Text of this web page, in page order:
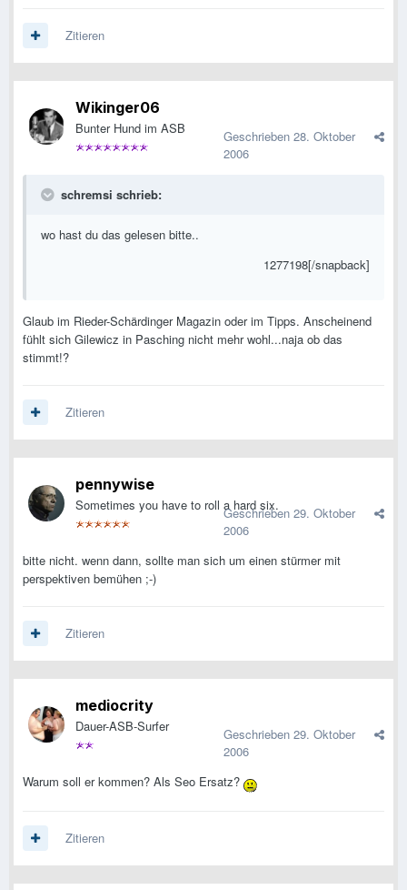
Zitieren
Wikinger06
Bunter Hund im ASB Geschrieben 28. Oktober
2006
schremsi schrieb:
wo hast du das gelesen bitte..
1277198[/snapback]
Glaub im Rieder-Schärdinger Magazin oder im Tipps. Anscheinend
fühlt sich Gilewicz in Pasching nicht mehr wohl...naja ob das
stimmt!?
Zitieren
pennywise
Sometimes you have to roll a hard six.
Geschrieben 29. Oktober
2006
bitte nicht. wenn dann, sollte man sich um einen stürmer mit
perspektiven bemühen ;-)
Zitieren
mediocrity
Dauer-ASB-Surfer Geschrieben 29. Oktober
2006
Warum soll er kommen? Als Seo Ersatz?
Zitieren